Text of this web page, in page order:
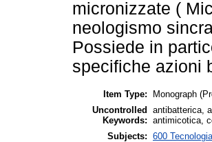
micronizzate (
neologismo
Possiede in
specifiche azioni
Item Type:
Monograph
Uncontrolled
Keywords:
antibatterica,
antimicotica,
Subjects: 600